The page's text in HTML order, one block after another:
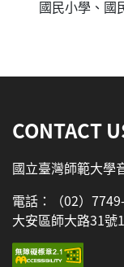
國民小學、國
CONTACT
國立臺灣師範大學
電話：（02）
大安區師大路31號